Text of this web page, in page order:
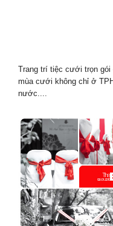
Trang trí tiệc cưới trọn gói
mùa cưới không chỉ ở
nước....